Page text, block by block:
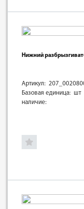
Нижний
Артикул:
Базовая единица: шт
наличие: